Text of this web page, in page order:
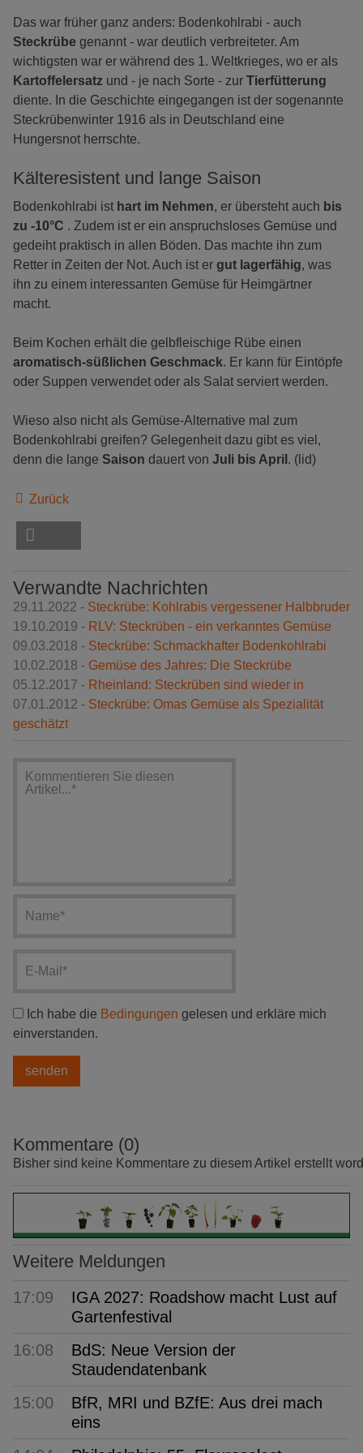
Das war früher ganz anders: Bodenkohlrabi - auch
Steckrübe genannt - war deutlich verbreiteter. Am
wichtigsten war er während des 1. Weltkrieges, wo er als
Kartoffelersatz und - je nach Sorte - zur Tierfütterung
diente. In die Geschichte eingegangen ist der sogenannte
Steckrübenwinter 1916 als in Deutschland eine
Hungersnot herrschte.
Kälteresistent und lange Saison
Bodenkohlrabi ist hart im Nehmen, er übersteht auch bis
zu -10°C . Zudem ist er ein anspruchsloses Gemüse und
gedeiht praktisch in allen Böden. Das machte ihn zum
Retter in Zeiten der Not. Auch ist er gut lagerfähig, was
ihn zu einem interessanten Gemüse für Heimgärtner
macht.
Beim Kochen erhält die gelbfleischige Rübe einen
aromatisch-süßlichen Geschmack. Er kann für Eintöpfe
oder Suppen verwendet oder als Salat serviert werden.
Wieso also nicht als Gemüse-Alternative mal zum
Bodenkohlrabi greifen? Gelegenheit dazu gibt es viel,
denn die lange Saison dauert von Juli bis April . (lid)
Zurück
Verwandte Nachrichten
29.11.2022 - Steckrübe: Kohlrabis vergessener Halbbruder
19.10.2019 - RLV: Steckrüben - ein verkanntes Gemüse
09.03.2018 - Steckrübe: Schmackhafter Bodenkohlrabi
10.02.2018 - Gemüse des Jahres: Die Steckrübe
05.12.2017 - Rheinland: Steckrüben sind wieder in
07.01.2012 - Steckrübe: Omas Gemüse als Spezialität
geschätzt
Ich habe die Bedingungen gelesen und erkläre mich
einverstanden.
Kommentare (0)
Bisher sind keine Kommentare zu diesem Artikel erstellt
Weitere Meldungen
17:09
IGA 2027: Roadshow macht Lust auf
Gartenfestival
16:08
BdS: Neue Version der
Staudendatenbank
15:00
BfR, MRI und BZfE: Aus drei mach
eins